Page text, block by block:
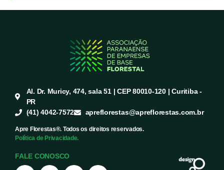
Al. Dr. Muricy, 474, sala 51 | CEP 80010-120 | Curitiba -
PR
(41) 4042-7572
apreflorestas@apreflorestas.com.br
Apre Florestas®. Todos os direitos reservados.
Política de Privacidade.
FALE CONOSCO